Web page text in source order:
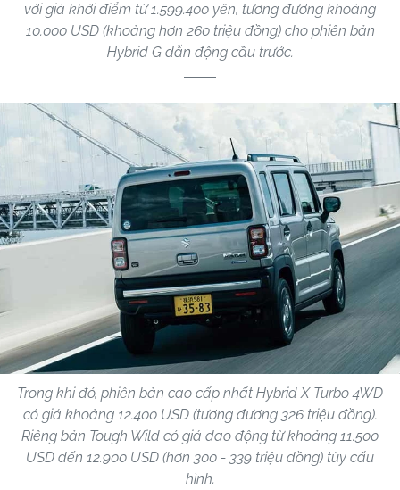
với giá khởi điểm từ 1.599.400 yên, tương đương khoảng
10.000 USD (khoảng hơn 260 triệu đồng) cho phiên bản
Hybrid G dẫn động cầu trước.
Trong khi đó, phiên bản cao cấp nhất Hybrid X Turbo 4WD
có giá khoảng 12.400 USD (tương đương 326 triệu đồng).
Riêng bản Tough Wild có giá dao động từ khoảng 11.500
USD đến 12.900 USD (hơn 300 - 339 triệu đồng) tùy cấu
hình.